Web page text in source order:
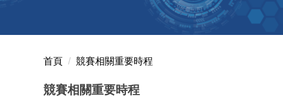
首頁 競賽相關重要時程
競賽相關重要時程